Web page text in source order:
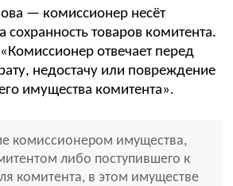
— комиссионер несёт
сохранность товаров комитента.
отвечает перед
недостачу или повреждение
имущества комитента».
комиссионером имущества,
либо поступившего к
комитента, в этом имуществе